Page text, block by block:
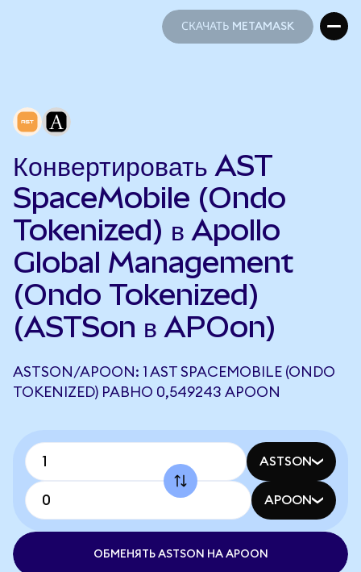
СКАЧАТЬ METAMASK
Конвертировать AST
SpaceMobile (Ondo
Tokenized) в Apollo
Global Management
(Ondo Tokenized)
(ASTSon в APOon)
ASTSON/APOON: 1 AST SPACEMOBILE (ONDO
TOKENIZED) РАВНО 0,549243 APOON
ASTSON
APOON
ОБМЕНЯТЬ ASTSON НА APOON